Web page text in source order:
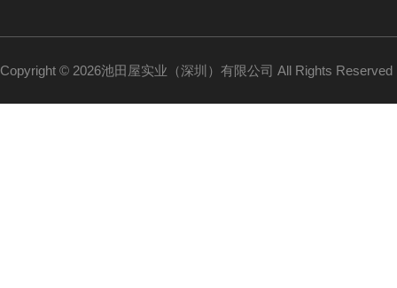
Copyright © 2026池田屋实业（深圳）有限公司 All Rights